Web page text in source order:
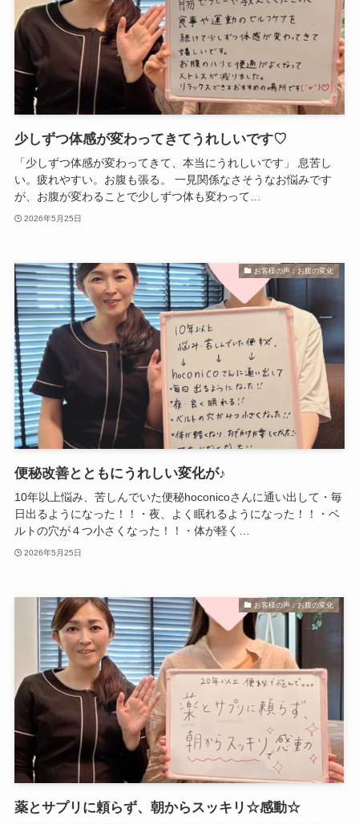
少しずつ体感が変わってきてうれしいです♡
「少しずつ体感が変わってきて、本当にうれしいです」 息苦し
い。疲れやすい。お腹も張る。 一見関係なさそうなお悩みです
が、お腹が変わることで少しずつ体も変わって…
2026年5月25日
お客様の声：お腹の変化
便秘改善とともにうれしい変化が♪
10年以上悩み、苦しんでいた便秘hoconicoさんに通い出して・毎
日出るようになった！！・夜、よく眠れるようになった！！・ベ
ルトの穴が４つ小さくなった！！・体が軽く…
2026年5月25日
お客様の声：お腹の変化
薬とサプリに頼らず、朝からスッキリ☆感動☆